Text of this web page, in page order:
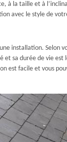
à la taille et à
avec le style de
installation. Selon
sa durée de vie
est facile et vous